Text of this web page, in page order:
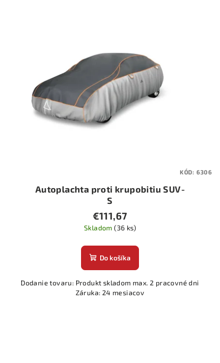
Autoplachta proti krupobitiu SUV-
S
€111,67
Skladom(36 ks)
Do košíka
Dodanie tovaru: Produkt skladom max. 2 pracovné dni
Záruka: 24 mesiacov
KÓD: 6306